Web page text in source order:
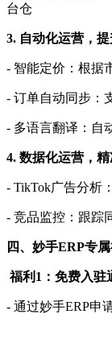
台仓
3. 自动化运营，
- 智能定价：根据
- 订单自动同步：
- 多语言翻译：自
4. 数据化运营，
- TikTok广告分析
- 竞品监控：跟踪
四、妙手ERP专
福利 1：免费入驻
- 通过妙手ERP申